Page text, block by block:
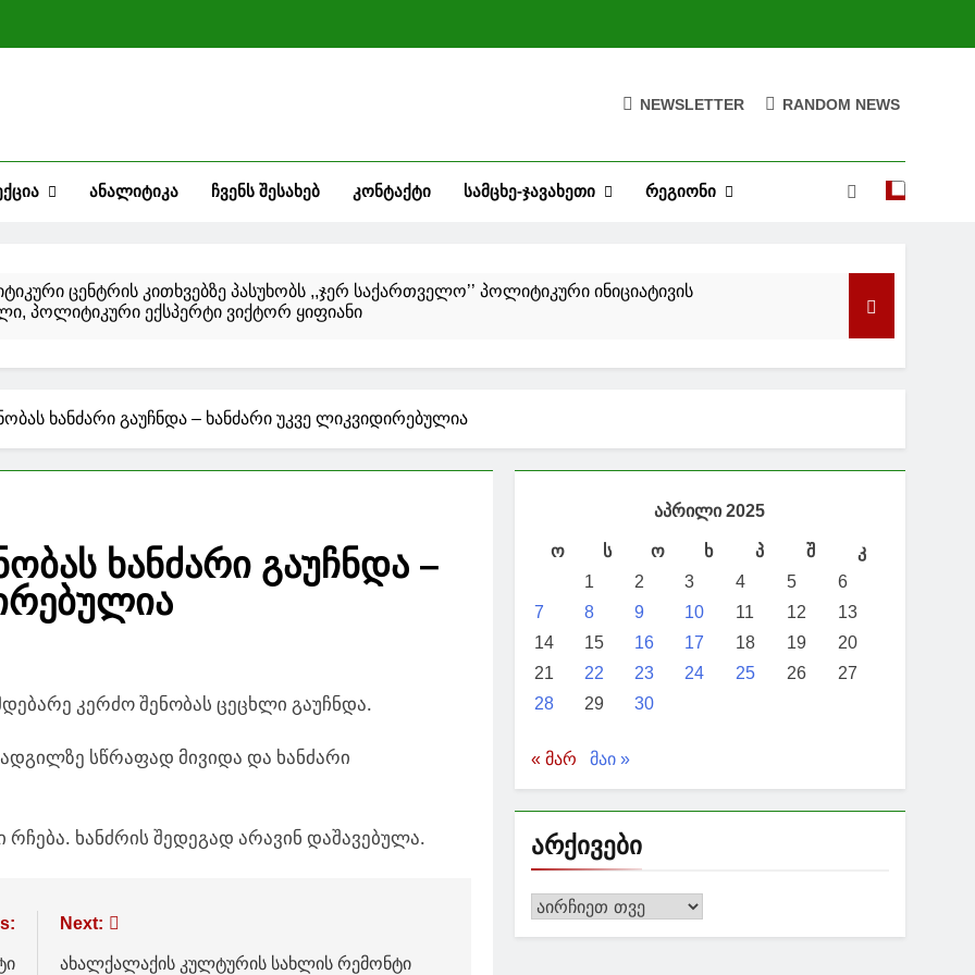
NEWSLETTER RANDOM NEWS
ᲐᲜᲐᲚᲘᲢᲘᲙᲐ ᲩᲕᲔᲜᲡ ᲨᲔᲡᲐᲮᲔᲑ ᲙᲝᲜᲢᲐᲥᲢᲘ ᲡᲐᲛᲪᲮᲔ-ᲯᲐᲕᲐᲮᲔᲗᲘ ᲠᲔᲒᲘᲝᲜᲘ
,,ჯერ საქართველო’’ პოლიტიკური ინიციატივის
დამფუძნებელი, პოლიტიკური ექსპერტი ვიქტორ ყიფიანი
რომელიც გართულებით მიმდინარეობს, ბოლო კვირებში აღარ დაფიქსირებულა, ის
,,ვარდატონის” ღონისძიება თბილისში
და კაია კალასმა სომხეთ-ევროკავშირის პარტნიორობის გაღრმავების ხედვა და
ხანძარი გაუჩნდა – ხანძარი უკვე ლიკვიდირებულია
ხანძარი გაუჩნდა –
კერძო შენობას ცეცხლი გაუჩნდა.
ადგილზე სწრაფად მივიდა და ხანძარი
რჩება. ხანძრის შედეგად არავინ დაშავებულა.
Next:
ახალქალაქის კულტურის სახლის რემონტი
აპრილი 2025
ო ს ო ხ პ შ
კ
1
2 3 4 5
6
7
8 9 10 11 12
13
14
15 16 17 18 19
20
21
22 23 24 25 26
27
28
29 30
« მარ მაი »
არქივები
არქივები